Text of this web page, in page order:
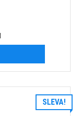
SLEVA!